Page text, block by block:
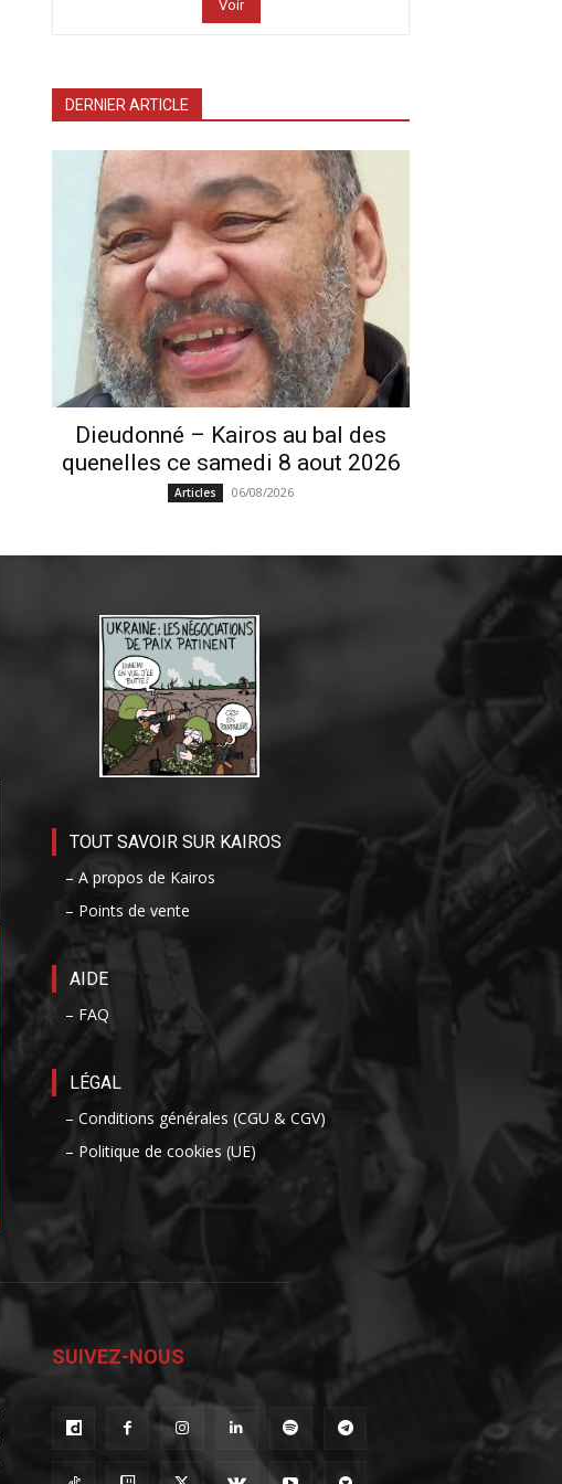
Voir
DERNIER ARTICLE
Dieudonné – Kairos au bal des
quenelles ce samedi 8 aout 2026
Articles 06/08/2026
TOUT SAVOIR SUR KAIROS
– A propos de Kairos
– Points de vente
AIDE
– FAQ
LÉGAL
– Conditions générales (CGU & CGV)
– Politique de cookies (UE)
SUIVEZ-NOUS